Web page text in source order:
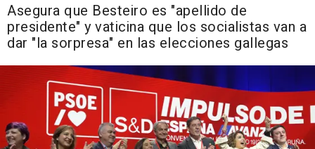
Asegura que Besteiro es "apellido de
presidente" y vaticina que los socialistas van a
dar "la sorpresa" en las elecciones gallegas